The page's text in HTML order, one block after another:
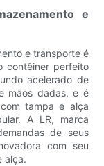
e
e transporte é
contêiner perfeito
acelerado de
mãos dadas, e é
tampa e alça
A LR, marca
de seus
com seu
alça.